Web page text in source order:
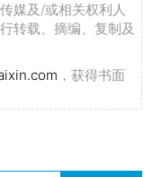
媒及/或相关权利人
转载、摘编、复制及
，获得书面